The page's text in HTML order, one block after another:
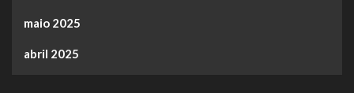
maio 2025
abril 2025